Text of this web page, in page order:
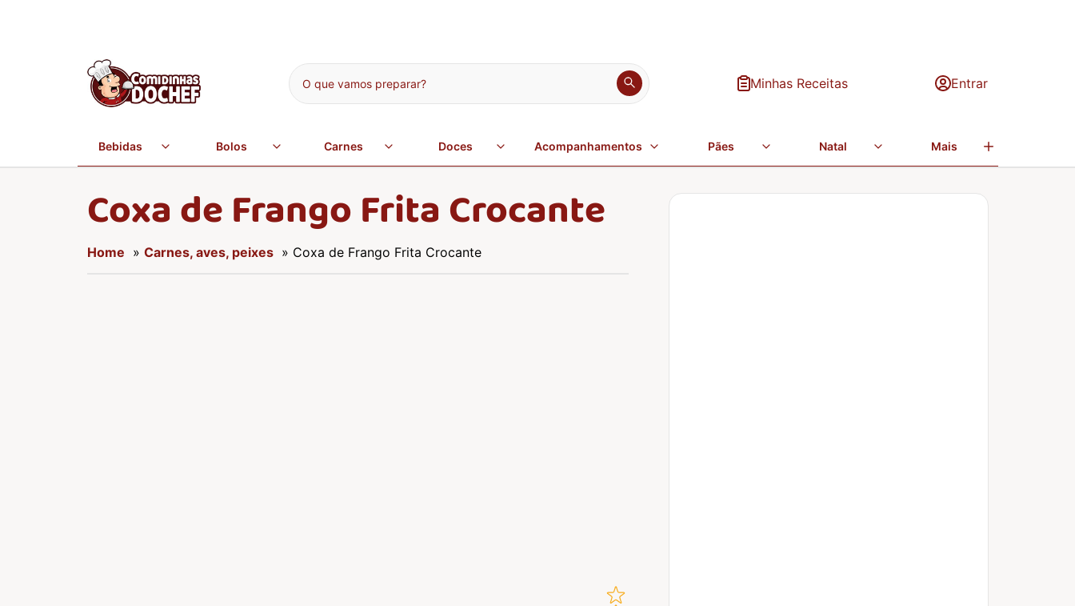
O que vamos preparar? Minhas Receitas Entrar
Bebidas Bolos Carnes Doces Acompanhamentos Pães Natal Mais
Coxa de Frango Frita Crocante
Home » Carnes, aves, peixes » Coxa de Frango Frita Crocante